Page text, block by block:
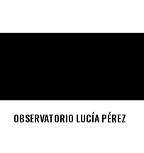
OBSERVATORIO LUCÍA PÉREZ